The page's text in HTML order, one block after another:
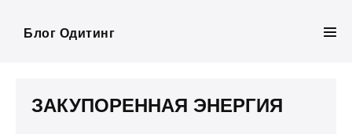
Блог Одитинг
ЗАКУПОРЕННАЯ ЭНЕРГИЯ